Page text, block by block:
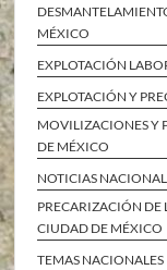
MÉXICO
EXPLOTACIÓN
EXPLOTACIÓN Y
MOVILIZACIONES Y
DE MÉXICO
NOTICIAS
PRECARIZACIÓN DE
CIUDAD DE MÉXICO
TEMAS NACIONALES